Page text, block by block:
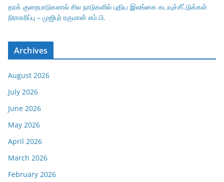
தரக் குறைபாடுகளால் சில நாடுகளில் புதிய இலங்கை கடவுச்சீட்டுக்கள்
நிராகரிப்பு – முஜிபுர் ரகுமான் எம்.பி.
Archives
August 2026
July 2026
June 2026
May 2026
April 2026
March 2026
February 2026